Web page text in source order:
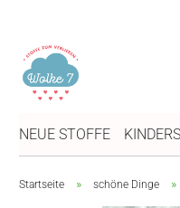
NEUE STOFFE
Startseite » schöne Dinge »